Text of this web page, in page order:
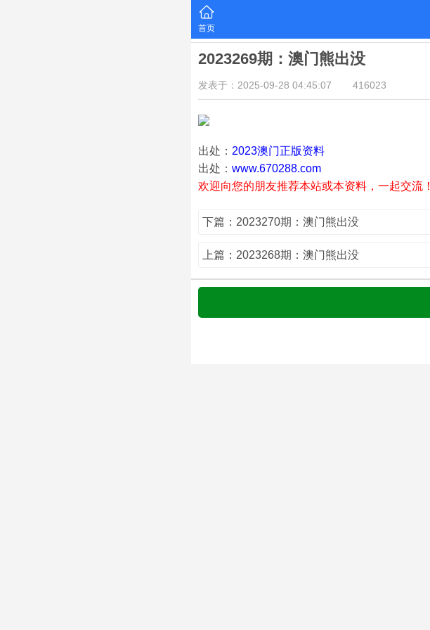
首页
2023269期：澳门熊出没
发表于：2025-09-28 04:45:07 416023
出处： 2023澳门正版资料
出处： www.670288.com
欢迎向您的朋友推荐本站或本资料，一起交流！
下篇：2023270期：澳门熊出没
上篇：2023268期：澳门熊出没